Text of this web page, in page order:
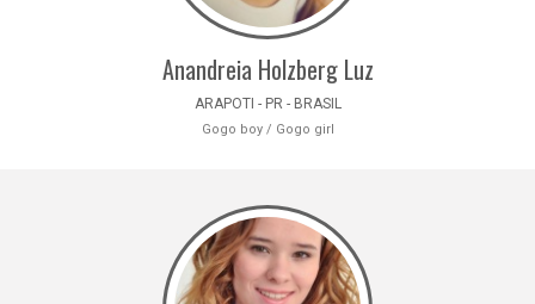
Anandreia Holzberg Luz
ARAPOTI - PR - BRASIL
Gogo boy / Gogo girl